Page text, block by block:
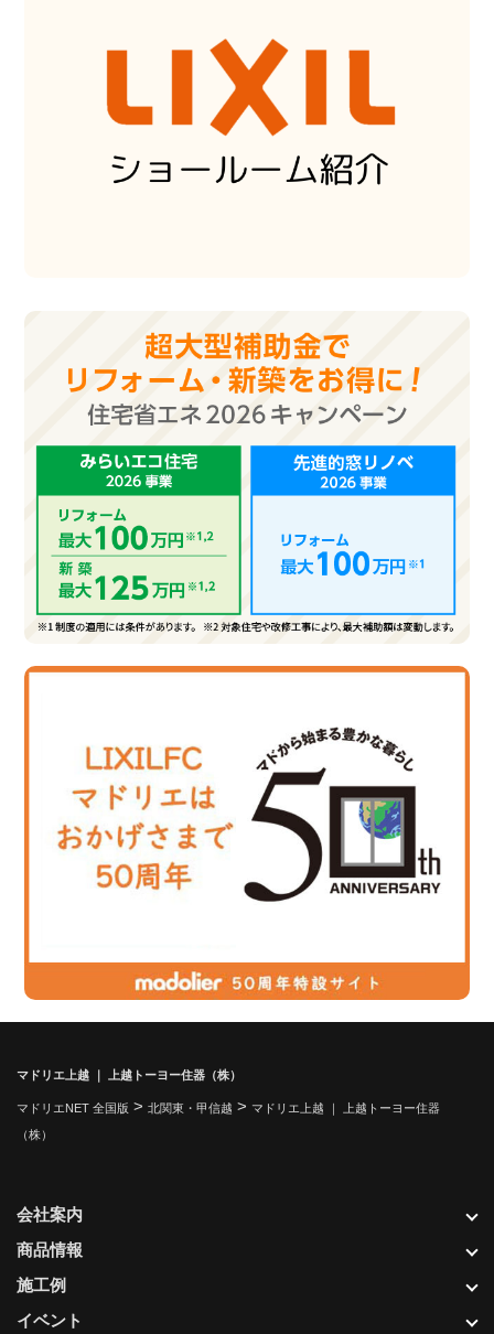
マドリエ上越 ｜ 上越トーヨー住器（株）
マドリエNET 全国版 > 北関東・甲信越 > マドリエ上越 ｜ 上越トーヨー住器
（株）
会社案内
商品情報
施工例
イベント